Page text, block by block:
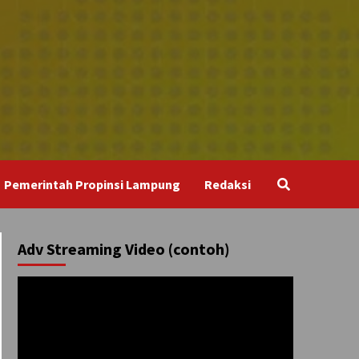
Pemerintah Propinsi Lampung Redaksi
Adv Streaming Video (contoh)